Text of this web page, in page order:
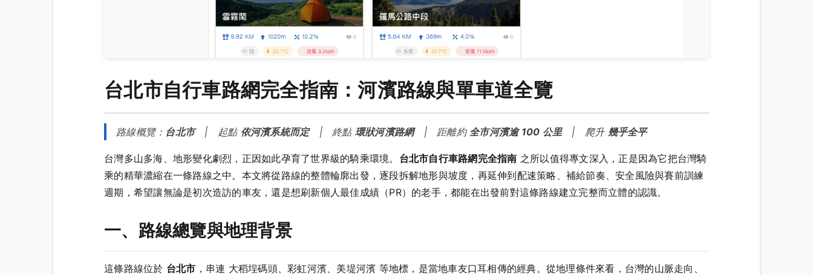
台北市自行車路網完全指南：河濱路線與單車道全覽
路線概覽： 台北市| 起點 依河濱系統而定| 終點 環狀河濱路網| 距離約 全市河濱逾 100 公里| 爬升 幾乎全平
台灣多山多海、地形變化劇烈，正因如此孕育了世界級的騎乘環境。 台北市自行車路網完全指南 之所以值得專文深入，正是因為它把台灣騎
乘的精華濃縮在一條路線之中。本文將從路線的整體輪廓出發，逐段拆解地形與坡度，再延伸到配速策略、補給節奏、安全風險與賽前訓練
週期，希望讓無論是初次造訪的車友，還是想刷新個人最佳成績（PR）的老手，都能在出發前對這條路線建立完整而立體的認識。
一、路線總覽與地理背景
這條路線位於 台北市 ，串連 大稻埕碼頭、彩虹河濱、美堤河濱 等地標，是當地車友口耳相傳的經典。從地理條件來看，台灣的山脈走向、